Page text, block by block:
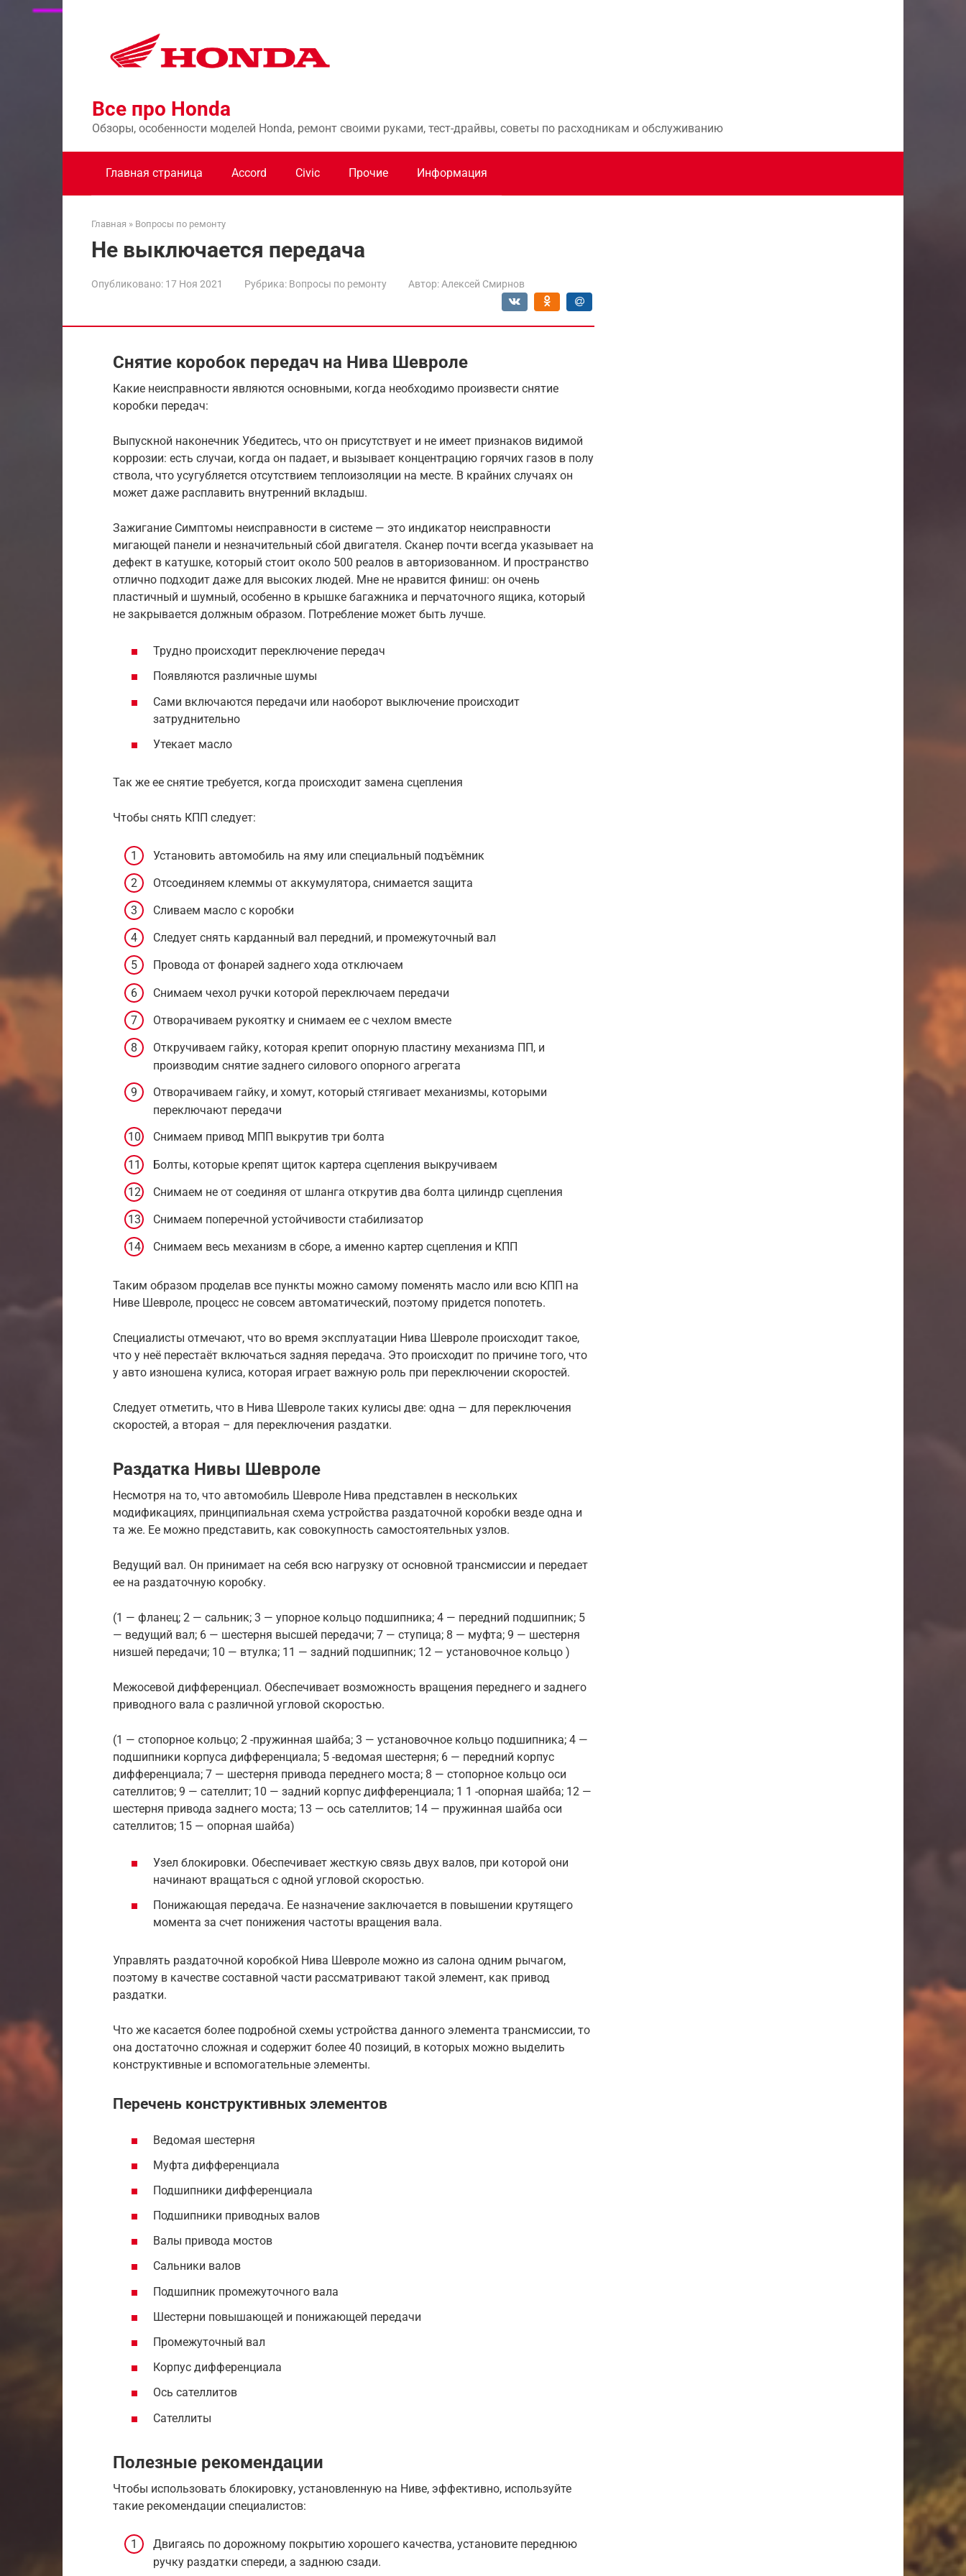
Перейти
Все про Honda
Обзоры, особенности моделей Honda, ремонт своими руками, тест-драйвы, советы по расходникам и обслуживанию
Главная страница Accord Civic Прочие Информация
Главная » Вопросы по ремонту
Не выключается передача
Опубликовано: 17 Ноя 2021 Рубрика: Вопросы по ремонту Автор: Алексей Смирнов
Снятие коробок передач на Нива Шевроле
Какие неисправности являются основными, когда необходимо произвести снятие
коробки передач:
Выпускной наконечник Убедитесь, что он присутствует и не имеет признаков видимой
коррозии: есть случаи, когда он падает, и вызывает концентрацию горячих газов в полу
ствола, что усугубляется отсутствием теплоизоляции на месте. В крайних случаях он
может даже расплавить внутренний вкладыш.
Зажигание Симптомы неисправности в системе — это индикатор неисправности
мигающей панели и незначительный сбой двигателя. Сканер почти всегда указывает на
дефект в катушке, который стоит около 500 реалов в авторизованном. И пространство
отлично подходит даже для высоких людей. Мне не нравится финиш: он очень
пластичный и шумный, особенно в крышке багажника и перчаточного ящика, который
не закрывается должным образом. Потребление может быть лучше.
Трудно происходит переключение передач
Появляются различные шумы
Сами включаются передачи или наоборот выключение происходит
затруднительно
Утекает масло
Так же ее снятие требуется, когда происходит замена сцепления
Чтобы снять КПП следует:
Установить автомобиль на яму или специальный подъёмник
Отсоединяем клеммы от аккумулятора, снимается защита
Сливаем масло с коробки
Следует снять карданный вал передний, и промежуточный вал
Провода от фонарей заднего хода отключаем
Снимаем чехол ручки которой переключаем передачи
Отворачиваем рукоятку и снимаем ее с чехлом вместе
Откручиваем гайку, которая крепит опорную пластину механизма ПП, и
производим снятие заднего силового опорного агрегата
Отворачиваем гайку, и хомут, который стягивает механизмы, которыми
переключают передачи
Снимаем привод МПП выкрутив три болта
Болты, которые крепят щиток картера сцепления выкручиваем
Снимаем не от соединяя от шланга открутив два болта цилиндр сцепления
Снимаем поперечной устойчивости стабилизатор
Снимаем весь механизм в сборе, а именно картер сцепления и КПП
Таким образом проделав все пункты можно самому поменять масло или всю КПП на
Ниве Шевроле, процесс не совсем автоматический, поэтому придется попотеть.
Специалисты отмечают, что во время эксплуатации Нива Шевроле происходит такое,
что у неё перестаёт включаться задняя передача. Это происходит по причине того, что
у авто изношена кулиса, которая играет важную роль при переключении скоростей.
Следует отметить, что в Нива Шевроле таких кулисы две: одна — для переключения
скоростей, а вторая – для переключения раздатки.
Раздатка Нивы Шевроле
Несмотря на то, что автомобиль Шевроле Нива представлен в нескольких
модификациях, принципиальная схема устройства раздаточной коробки везде одна и
та же. Ее можно представить, как совокупность самостоятельных узлов.
Ведущий вал. Он принимает на себя всю нагрузку от основной трансмиссии и передает
ее на раздаточную коробку.
(1 — фланец; 2 — сальник; 3 — упорное кольцо подшипника; 4 — передний подшипник; 5
— ведущий вал; 6 — шестерня высшей передачи; 7 — ступица; 8 — муфта; 9 — шестерня
низшей передачи; 10 — втулка; 11 — задний подшипник; 12 — установочное кольцо )
Межосевой дифференциал. Обеспечивает возможность вращения переднего и заднего
приводного вала с различной угловой скоростью.
(1 — стопорное кольцо; 2 -пружинная шайба; 3 — установочное кольцо подшипника; 4 —
подшипники корпуса дифференциала; 5 -ведомая шестерня; 6 — передний корпус
дифференциала; 7 — шестерня привода переднего моста; 8 — стопорное кольцо оси
сателлитов; 9 — сателлит; 10 — задний корпус дифференциала; 1 1 -опорная шайба; 12 —
шестерня привода заднего моста; 13 — ось сателлитов; 14 — пружинная шайба оси
сателлитов; 15 — опорная шайба)
Узел блокировки. Обеспечивает жесткую связь двух валов, при которой они
начинают вращаться с одной угловой скоростью.
Понижающая передача. Ее назначение заключается в повышении крутящего
момента за счет понижения частоты вращения вала.
Управлять раздаточной коробкой Нива Шевроле можно из салона одним рычагом,
поэтому в качестве составной части рассматривают такой элемент, как привод
раздатки.
Что же касается более подробной схемы устройства данного элемента трансмиссии, то
она достаточно сложная и содержит более 40 позиций, в которых можно выделить
конструктивные и вспомогательные элементы.
Перечень конструктивных элементов
Ведомая шестерня
Муфта дифференциала
Подшипники дифференциала
Подшипники приводных валов
Валы привода мостов
Сальники валов
Подшипник промежуточного вала
Шестерни повышающей и понижающей передачи
Промежуточный вал
Корпус дифференциала
Ось сателлитов
Сателлиты
Полезные рекомендации
Чтобы использовать блокировку, установленную на Ниве, эффективно, используйте
такие рекомендации специалистов:
Двигаясь по дорожному покрытию хорошего качества, установите переднюю
ручку раздатки спереди, а заднюю сзади.